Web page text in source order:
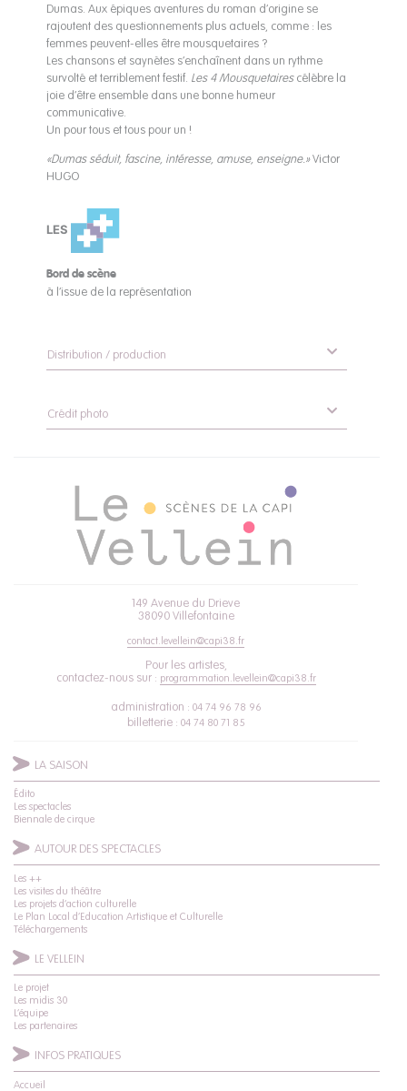
Dumas. Aux épiques aventures du roman d’origine se
rajoutent des questionnements plus actuels, comme : les
femmes peuvent-elles être mousquetaires ?
Les chansons et saynètes s’enchaînent dans un rythme
survolté et terriblement festif. Les 4 Mousquetairescélèbre la
joie d’être ensemble dans une bonne humeur
communicative.
Un pour tous et tous pour un !
«Dumas séduit, fascine, intéresse, amuse, enseigne.»Victor
HUGO
LES
Bord de scène
à l’issue de la représentation
Distribution / production
Crédit photo
149 Avenue du Drieve
38090 Villefontaine
contact.levellein@capi38.fr
Pour les artistes,
contactez-nous sur : programmation.levellein@capi38.fr
administration : 04 74 96 78 96
billetterie : 04 74 80 71 85
LA SAISON
Édito
Les spectacles
Biennale de cirque
AUTOUR DES SPECTACLES
Les ++
Les visites du théâtre
Les projets d’action culturelle
Le Plan Local d’Education Artistique et Culturelle
Téléchargements
LE VELLEIN
Le projet
Les midis 30
L’équipe
Les partenaires
INFOS PRATIQUES
Accueil